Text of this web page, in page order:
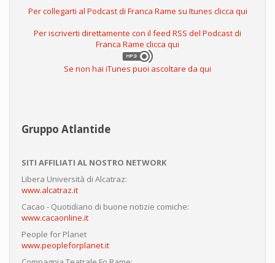
Per collegarti al Podcast di Franca Rame su Itunes clicca qui
Per iscriverti direttamente con il feed RSS del Podcast di
Franca Rame clicca qui
Se non hai iTunes puoi ascoltare da qui
Gruppo Atlantide
SITI AFFILIATI AL NOSTRO NETWORK
Libera Università di Alcatraz:
www.alcatraz.it
Cacao - Quotidiano di buone notizie comiche:
www.cacaonline.it
People for Planet
www.peopleforplanet.it